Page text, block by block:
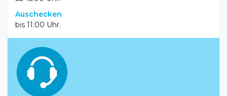
bis 11:00 Uhr.
MÖCHTEN SIE MIT EINEM UNSERER